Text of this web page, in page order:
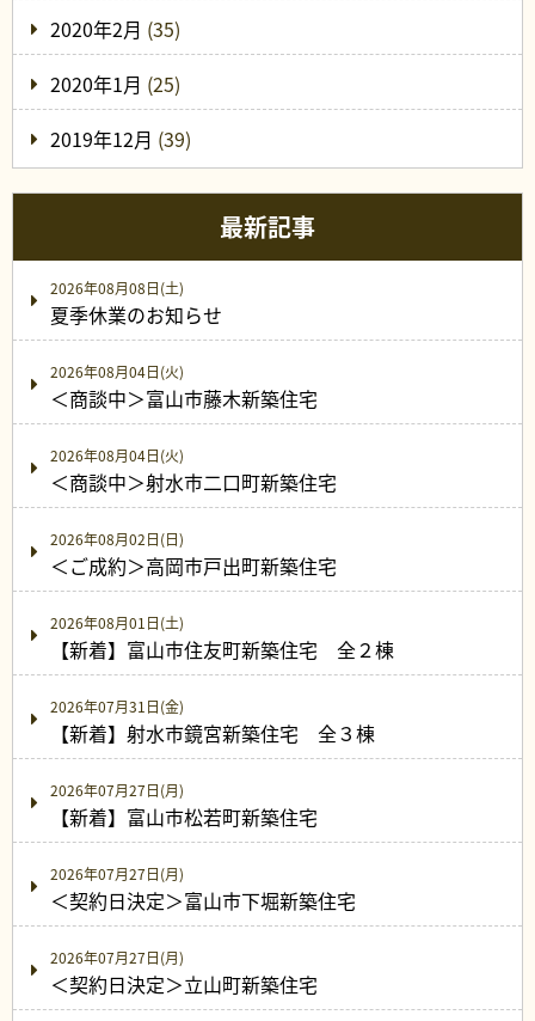
2020年2月 (35)
2020年1月 (25)
2019年12月 (39)
最新記事
2026年08月08日(土)
夏季休業のお知らせ
2026年08月04日(火)
＜商談中＞富山市藤木新築住宅
2026年08月04日(火)
＜商談中＞射水市二口町新築住宅
2026年08月02日(日)
＜ご成約＞高岡市戸出町新築住宅
2026年08月01日(土)
【新着】富山市住友町新築住宅 全２棟
2026年07月31日(金)
【新着】射水市鏡宮新築住宅 全３棟
2026年07月27日(月)
【新着】富山市松若町新築住宅
2026年07月27日(月)
＜契約日決定＞富山市下堀新築住宅
2026年07月27日(月)
＜契約日決定＞立山町新築住宅